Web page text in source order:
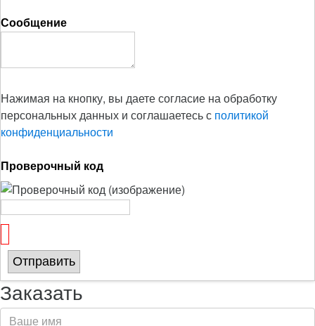
Сообщение
Нажимая на кнопку, вы даете согласие на обработку
персональных данных и соглашаетесь с политикой
конфиденциальности
Проверочный код
Отправить
Заказать